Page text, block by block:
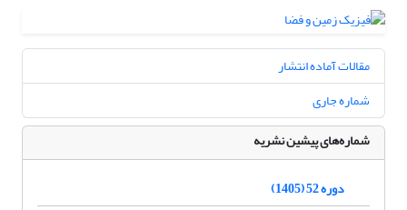
مقالات آماده انتشار
شماره جاری
شماره‌های پیشین نشریه
دوره 52 (1405)